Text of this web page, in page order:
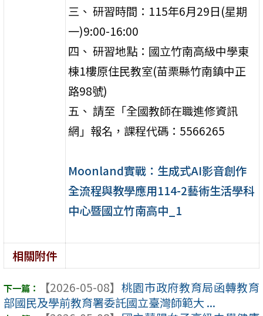
三、 研習時間：115年6月29日(星期
一)9:00-16:00
四、 研習地點：國立竹南高級中學東
棟1樓原住民教室(苗栗縣竹南鎮中正
路98號)
五、 請至「全國教師在職進修資訊
網」報名，課程代碼：5566265
Moonland實戰：生成式AI影音創作
全流程與教學應用114-2藝術生活學科
中心暨國立竹南高中_1
相關附件
【2026-05-08】 桃園市政府教育局函轉教育
部國民及學前教育署委託國立臺灣師範大 ...